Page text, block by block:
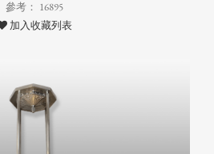
參考： 16895
加入收藏列表